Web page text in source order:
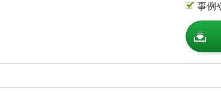
とができるのも魅力の一
例えば、こちらの「一覧
戻るリンクが設定されて
事例